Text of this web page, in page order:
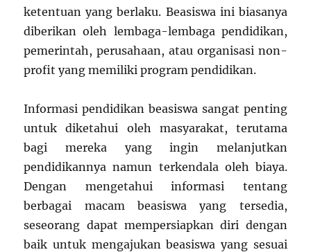
ketentuan yang berlaku. Beasiswa ini biasanya
diberikan oleh lembaga-lembaga pendidikan,
pemerintah, perusahaan, atau organisasi non-
profit yang memiliki program pendidikan.
Informasi pendidikan beasiswa sangat penting
untuk diketahui oleh masyarakat, terutama
bagi mereka yang ingin melanjutkan
pendidikannya namun terkendala oleh biaya.
Dengan mengetahui informasi tentang
berbagai macam beasiswa yang tersedia,
seseorang dapat mempersiapkan diri dengan
baik untuk mengajukan beasiswa yang sesuai